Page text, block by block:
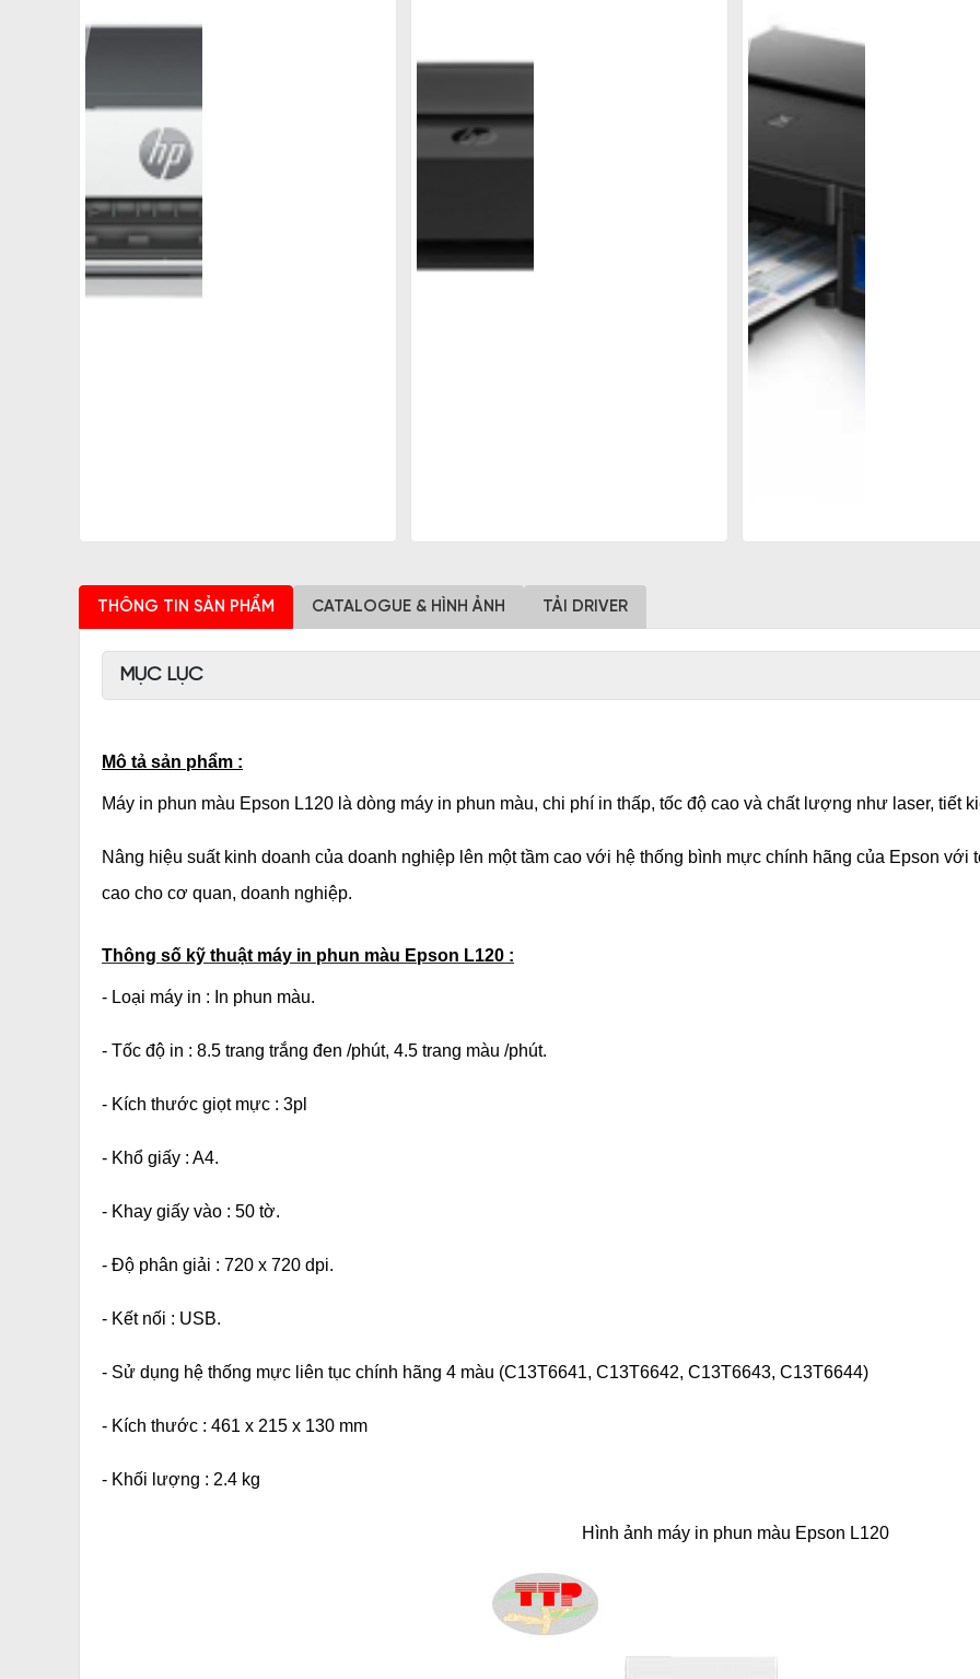
THÔNG TIN SẢN PHẨM CATALOGUE & HÌNH ẢNH TẢI DRIVER
MỤC LỤC
Mô tả sản phẩm :
Máy in phun màu Epson L120 là dòng máy in phun màu, chi phí in thấp, tốc độ cao và chất lượng như laser, tiết
Nâng hiệu suất kinh doanh của doanh nghiệp lên một tầm cao với hệ thống bình mực chính hãng của Epson
cao cho cơ quan, doanh nghiệp.
Thông số kỹ thuật máy in phun màu Epson L120 :
- Loại máy in : In phun màu.
- Tốc độ in : 8.5 trang trắng đen /phút, 4.5 trang màu /phút.
- Kích thước giọt mực : 3pl
- Khổ giấy : A4.
- Khay giấy vào : 50 tờ.
- Độ phân giải : 720 x 720 dpi.
- Kết nối : USB.
- Sử dụng hệ thống mực liên tục chính hãng 4 màu (C13T6641, C13T6642, C13T6643, C13T6644)
- Kích thước : 461 x 215 x 130 mm
- Khối lượng : 2.4 kg
Hình ảnh máy in phun màu Epson L120